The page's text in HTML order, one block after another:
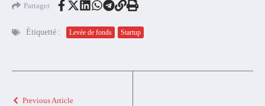
Partager
Étiquetté : Levée de fonds Startup
Previous Article